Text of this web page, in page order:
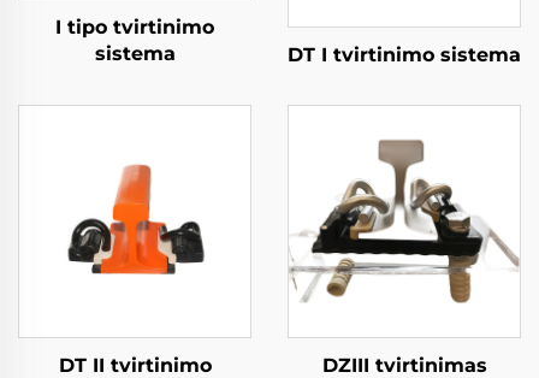
I tipo tvirtinimo
sistema
DT I tvirtinimo sistema
DT II tvirtinimo
DZIII tvirtinimas